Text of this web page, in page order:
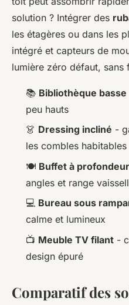
solution ? Intégrer des
les étagères ou dans les
intégré et capteurs de
lumière zéro défaut, sans
📚 Bibliothèque basse
peu hauts
👗 Dressing incliné -
les combles habitables
🍽️ Buffet à
angles et range
💻 Bureau sous
calme et lumineux
📺 Meuble TV filant -
design épuré
Comparatif des